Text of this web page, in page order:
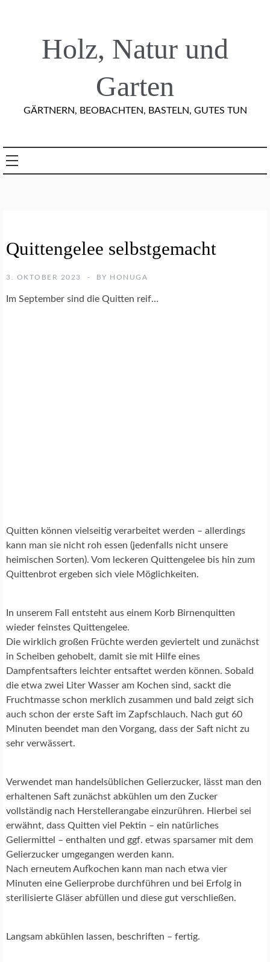
Holz, Natur und
Garten
GÄRTNERN, BEOBACHTEN, BASTELN, GUTES TUN
I
C
Quittengelee selbstgemacht
3. OKTOBER 2023 BY HONUGA
Im September sind die Quitten reif…
Quitten können vielseitig verarbeitet werden – allerdings
kann man sie nicht roh essen (jedenfalls nicht unsere
heimischen Sorten). Vom leckeren Quittengelee bis hin zum
Quittenbrot ergeben sich viele Möglichkeiten.
In unserem Fall entsteht aus einem Korb Birnenquitten
wieder feinstes Quittengelee.
Die wirklich großen Früchte werden geviertelt und zunächst
in Scheiben gehobelt, damit sie mit Hilfe eines
Dampfentsafters leichter entsaftet werden können. Sobald
die etwa zwei Liter Wasser am Kochen sind, sackt die
Fruchtmasse schon merklich zusammen und bald zeigt sich
auch schon der erste Saft im Zapfschlauch. Nach gut 60
Minuten beendet man den Vorgang, dass der Saft nicht zu
sehr verwässert.
Verwendet man handelsüblichen Gelierzucker, lässt man den
erhaltenen Saft zunächst abkühlen um den Zucker
vollständig nach Herstellerangabe einzurühren. Hierbei sei
erwähnt, dass Quitten viel Pektin – ein natürliches
Geliermittel – enthalten und ggf. etwas sparsamer mit dem
Gelierzucker umgegangen werden kann.
Nach erneutem Aufkochen kann man nach etwa vier
Minuten eine Gelierprobe durchführen und bei Erfolg in
sterilisierte Gläser abfüllen und diese gut verschließen.
Langsam abkühlen lassen, beschriften – fertig.